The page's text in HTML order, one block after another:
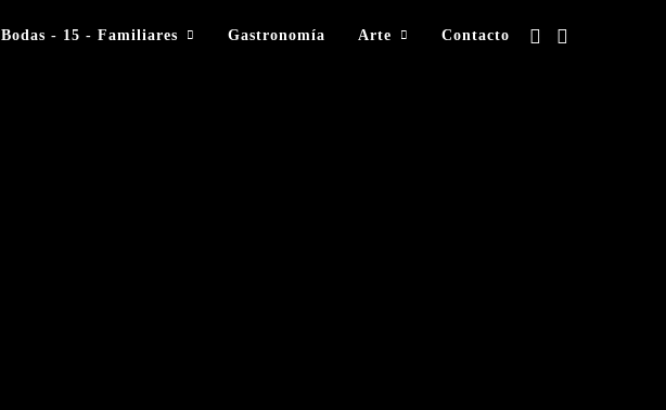
Bodas - 15 - Familiares Gastronomía Arte Contacto